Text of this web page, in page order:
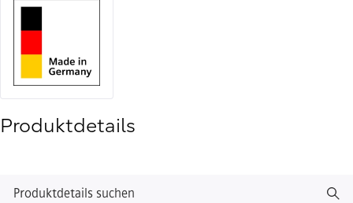
Produktdetails
Produktdetails suchen